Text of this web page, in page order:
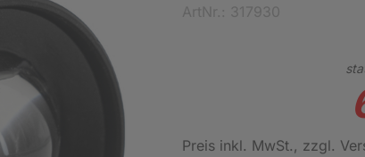
Preis inkl. MwSt., zzgl.